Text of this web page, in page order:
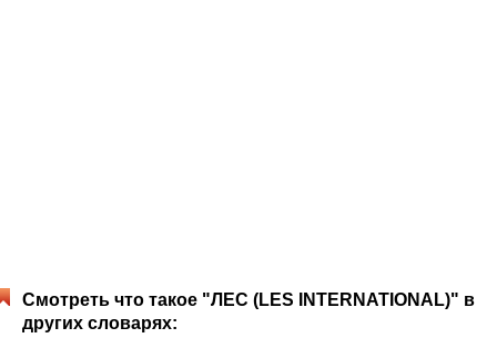
Смотреть что такое "ЛЕС (LES INTERNATIONAL)" в
других словарях: